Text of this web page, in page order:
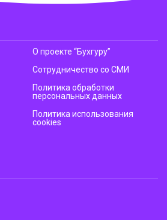
О проекте “Бухгуру”
Сотрудничество со СМИ
Политика обработки
персональных данных
Политика использования
cookies